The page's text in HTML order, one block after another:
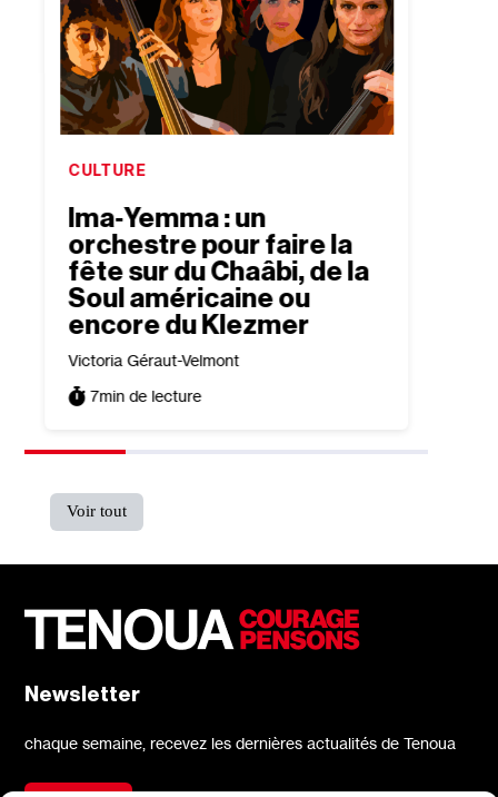
CULTURE
Ima‐​Yemma : un
orchestre pour faire la
fête sur du Chaâbi, de la
Soul américaine ou
encore du Klezmer
Victoria Géraut-Velmont
7min de lecture
Voir tout
Newsletter
chaque semaine, recevez les dernières actualités de Tenoua